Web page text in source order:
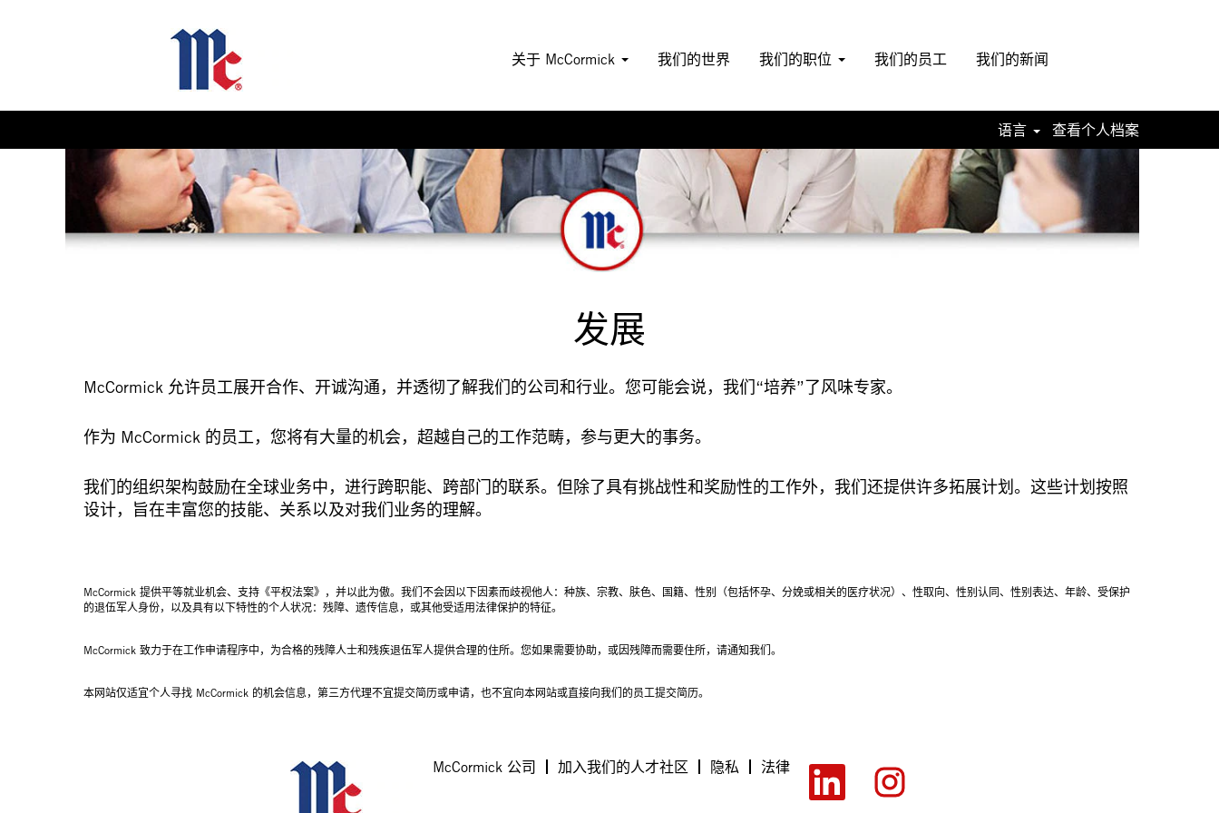
关于 McCormick 我们的世界 我们的职位 我们的员工 我们的新闻
语言 查看个人档案
发展
McCormick 允许员工展开合作、开诚沟通，并透彻了解我们的公司和行业。您可能会说，我们“培养”了风味专家。
作为 McCormick 的员工，您将有大量的机会，超越自己的工作范畴，参与更大的事务。
我们的组织架构鼓励在全球业务中，进行跨职能、跨部门的联系。但除了具有挑战性和奖励性的工作外，我们还提供许多拓展计划。这些计划按照
设计，旨在丰富您的技能、关系以及对我们业务的理解。
McCormick 提供平等就业机会、支持《平权法案》，并以此为傲。我们不会因以下因素而歧视他人：种族、宗教、肤色、国籍、性别（包括怀孕、分娩或相关的医疗状况）、性取向、性别认同、性别表达、年龄、受保护
的退伍军人身份，以及具有以下特性的个人状况：残障、遗传信息，或其他受适用法律保护的特征。
McCormick 致力于在工作申请程序中，为合格的残障人士和残疾退伍军人提供合理的住所。您如果需要协助，或因残障而需要住所，请通知我们。
本网站仅适宜个人寻找 McCormick 的机会信息，第三方代理不宜提交简历或申请，也不宜向本网站或直接向我们的员工提交简历。
McCormick 公司 加入我们的人才社区 隐私 法律
在
新
选
在
新
选